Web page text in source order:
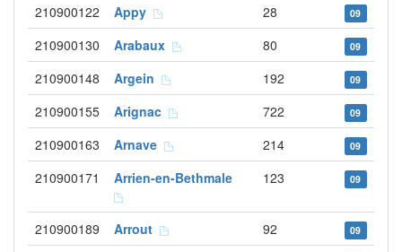
210900122 Appy 28 09
210900130 Arabaux 80 09
210900148 Argein 192 09
210900155 Arignac 722 09
210900163 Arnave 214 09
210900171 Arrien-en-Bethmale 123 09
210900189 Arrout 92 09